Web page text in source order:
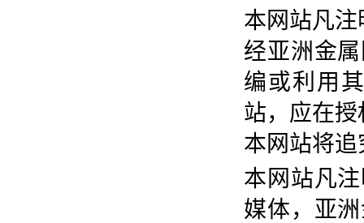
本网站凡
经亚洲金
编或利用
站，应在
本网站将
本网站凡
媒体，亚